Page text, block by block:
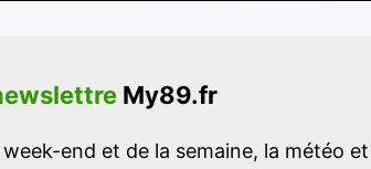
My89.fr
end et de la semaine, la météo